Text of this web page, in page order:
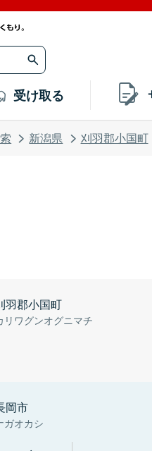
受け取る
新潟県 刈羽郡小国町
羽郡小国町
リワグンオグニマチ
岡市
ガオカシ